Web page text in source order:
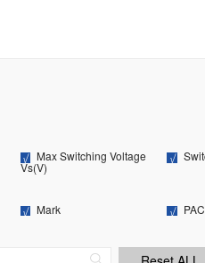
Max Switching Voltage
Vs(V)
Mark